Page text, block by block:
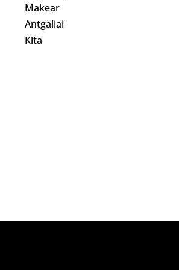
Makear
Antgaliai
Kita